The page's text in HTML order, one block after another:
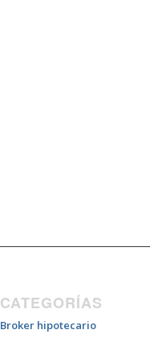
CATEGORÍAS
Broker hipotecario